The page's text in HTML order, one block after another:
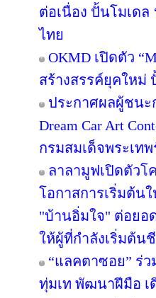
ต่อเนื่อง ปั้นโมเด
ไทย
OKMD เปิดตัว
สร้างสรรค์ยุคใหม่
ประกาศผลผู้ชนะ
Dream Car Art
กรมสมเด็จพระเท
ลาลามูฟเปิดตัวโ
โอกาสการเริ่มต้น
"บ้านอิ่มใจ" ต่อยอ
ให้ผู้ที่กำลังเริ่มต้น
“แลคตาซอย” ร่ว
ทุ่มเท พัฒนาฝีมือ